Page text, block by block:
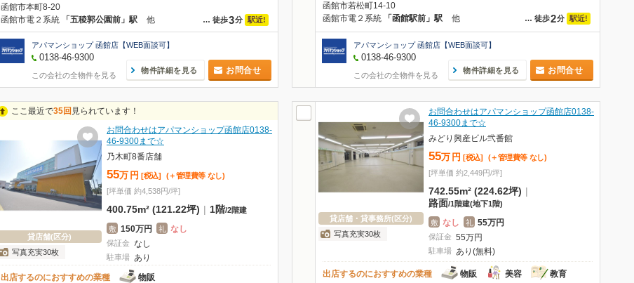
函館市本町8-20
… 徒歩3分 駅近!
函館市電２系統 「五稜郭公園前」駅 他
アパマンショップ 函館店【WEB面談可】
0138-46-9300
この会社の全物件を見る
物件詳細を見る お問合せ
函館市若松町14-10
… 徒歩2分 駅近!
函館市電２系統 「函館駅前」駅 他
アパマンショップ 函館店【WEB面談可】
0138-46-9300
この会社の全物件を見る
物件詳細を見る お問合せ
ここ最近で35回 見られています！
貸店舗(区分)
写真充実30枚
お問合わせはアパマンショップ函館店0138-
46-9300まで☆
乃木町8番店舗
55万 円 [税込] (＋管理費等 なし)
[坪単価 約4,538円/坪]
400.75m² (121.22坪) | 1階/2階建
敷 150万円 礼 なし
保証金 なし
駐車場 あり
出店するのにおすすめの業種
物販
貸店舗・貸事務所(区分)
写真充実30枚
お問合わせはアパマンショップ函館店0138-
46-9300まで☆
みどり興産ビル弐番館
55万 円 [税込] (＋管理費等 なし)
[坪単価 約2,449円/坪]
742.55m² (224.62坪) |
路面/1階建(地下1階)
敷 なし 礼 55万円
保証金 55万円
駐車場 あり(無料)
出店するのにおすすめの業種 物販 美容 教育